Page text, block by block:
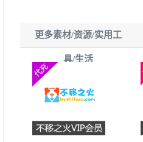
更多素材/资源/实用工
具/生活